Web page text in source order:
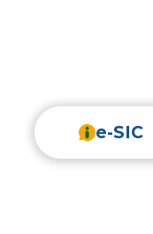
e-SIC